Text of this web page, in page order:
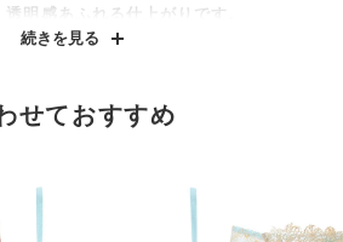
明感あふれる仕上がりです。
レトロポップな花柄のケミカルレースが
の糸を使ったインケミカルレースが透明
SX・YEカラーにはプリントをあしらい華
続きを見る
せておすすめ